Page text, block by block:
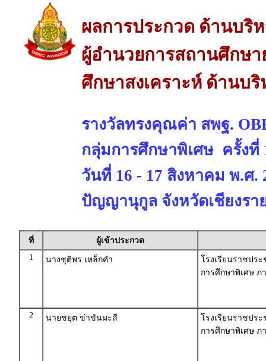
ผลการประกวด ด้านบริ
ผู้อำนวยการสถานศึกษา
ศึกษาสงเคราะห์ ด้านบริ
รางวัลทรงคุณค่า สพฐ.
กลุ่มการศึกษาพิเศษ ครั้งที่
วันที่ 16 - 17 สิงหาคม พ.ศ.
ปัญญานุกูล จังหวัดเชียงรา
ที่
ผู้เข้าประกวด
1
นางชุติพร เหล็กคำ
โรงเรียนราชปร
การศึกษาพิเศษ ภ
2 นายชยุต ข่าขันมะลี
โรงเรียนราชปร
การศึกษาพิเศษ ภ